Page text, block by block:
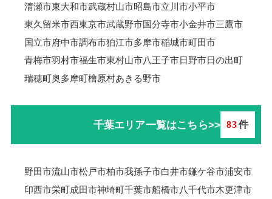
清瀬市東大和市武蔵村山市昭島市立川市小平市
東久留米市西東京市武蔵野市国分寺市小金井市三鷹市
国立市府中市調布市狛江市多摩市稲城市町田市
青梅市羽村市福生市東村山市八王子市日野市日の出町
瑞穂町奥多摩町檜原村あきる野市
千葉エリア一覧はこちら>> 83件
野田市流山市松戸市柏市我孫子市白井市鎌ケ谷市浦安市
印西市栄町成田市神埼町千葉市船橋市八千代市木更津市